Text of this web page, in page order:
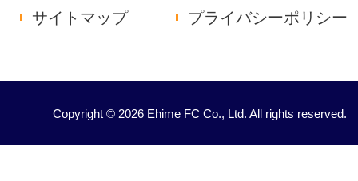
サイトマップ
プライバシーポリシー
Copyright © 2026 Ehime FC Co., Ltd. All rights reserved.